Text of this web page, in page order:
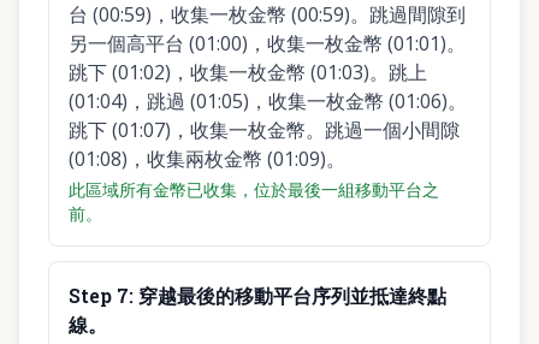
台 (00:59)，收集一枚金幣 (00:59)。跳過間隙到
另一個高平台 (01:00)，收集一枚金幣 (01:01)。
跳下 (01:02)，收集一枚金幣 (01:03)。跳上
(01:04)，跳過 (01:05)，收集一枚金幣 (01:06)。
跳下 (01:07)，收集一枚金幣。跳過一個小間隙
(01:08)，收集兩枚金幣 (01:09)。
此區域所有金幣已收集，位於最後一組移動平台之
前。
Step 7: 穿越最後的移動平台序列並抵達終點
線。